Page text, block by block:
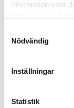
information som
Nödvändig
Inställningar
Statistik